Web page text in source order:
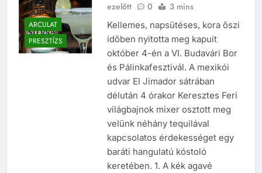
ARCULAT
PRESZTÍZS
ezelőtt
0 3 mins
Kellemes, napsütéses, kora őszi
időben nyitotta meg kapuit
október 4-én a VI. Budavári Bor
és Pálinkafesztivál. A mexikói
udvar El Jimador sátrában
délután 4 órakor Keresztes Feri
világbajnok mixer osztott meg
velünk néhány tequilával
kapcsolatos érdekességet egy
baráti hangulatú kóstoló
keretében. 1. A kék agavé